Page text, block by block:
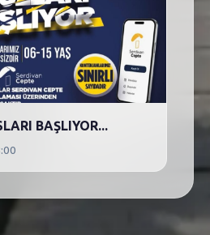
BAŞLIYOR...